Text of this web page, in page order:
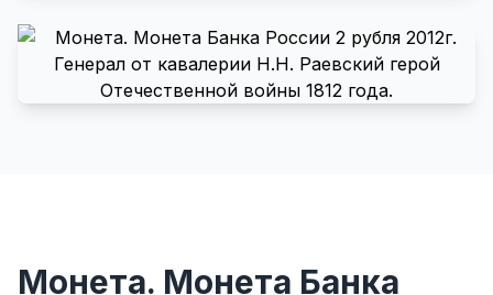
Монета. Монета Банка